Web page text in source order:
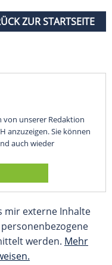
ZUR STARTSEITE
unserer Redaktion
anzuzeigen. Sie können
auch wieder
mir externe Inhalte
werden. Mehr